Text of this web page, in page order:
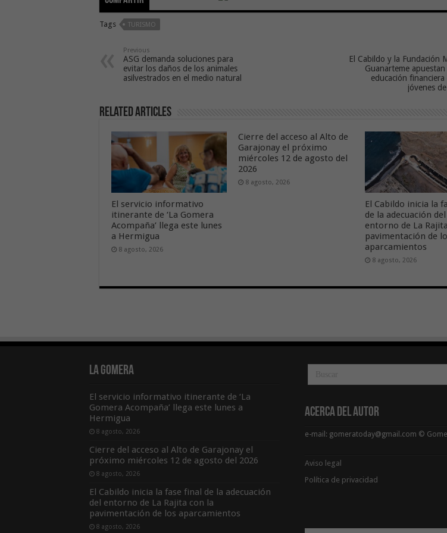
Tags TURISMO
Previous
ASG demanda soluciones para
evitar los daños de los animales
asilvestrados en el medio natural
El Cabildo y la Fundación
Guanarteme
educación financiera
jóvenes
Related Articles
El servicio informativo
itinerante de ‘La Gomera
Acompaña’ llega este lunes
a Hermigua
8 agosto, 2026
Cierre del acceso al Alto de
Garajonay el próximo
miércoles 12 de agosto del
2026
8 agosto, 2026
El Cabildo inicia la
de la adecuación del
entorno de La
pavimentación de
aparcamientos
8 agosto, 2026
La Gomera
El servicio informativo itinerante de ‘La
Gomera Acompaña’ llega este lunes a
Hermigua
8 agosto, 2026
Cierre del acceso al Alto de Garajonay el
próximo miércoles 12 de agosto del 2026
8 agosto, 2026
El Cabildo inicia la fase final de la adecuación
del entorno de La Rajita con la
pavimentación de los aparcamientos
8 agosto, 2026
Acerca del Autor
e-mail: gomeratoday@gmail.com ©
Aviso legal
Política de privacidad